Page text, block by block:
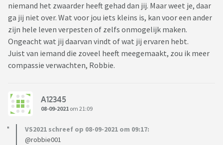
niemand het zwaarder heeft gehad dan jij. Maar weet je, daar
ga jij niet over. Wat voor jou iets kleins is, kan voor een ander
zijn hele leven verpesten of zelfs onmogelijk maken.
Ongeacht wat jij daarvan vindt of wat jij ervaren hebt.
Juist van iemand die zoveel heeft meegemaakt, zou ik meer
compassie verwachten, Robbie.
A12345
08-09-2021 om 21:09
VS2021 schreef op 08-09-2021 om 09:17:
@robbie001